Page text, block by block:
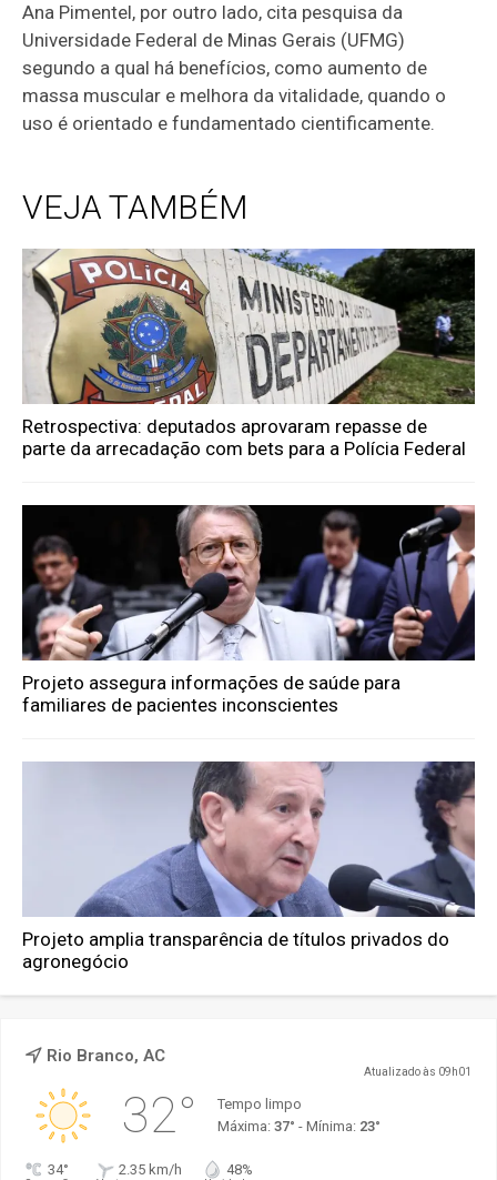
Ana Pimentel, por outro lado, cita pesquisa da
Universidade Federal de Minas Gerais (UFMG)
segundo a qual há benefícios, como aumento de
massa muscular e melhora da vitalidade, quando o
uso é orientado e fundamentado cientificamente.
VEJA TAMBÉM
Retrospectiva: deputados aprovaram repasse de
parte da arrecadação com bets para a Polícia Federal
Projeto assegura informações de saúde para
familiares de pacientes inconscientes
Projeto amplia transparência de títulos privados do
agronegócio
Rio Branco, AC
Atualizado às 09h01
32°
Tempo limpo
Máxima: 37° - Mínima: 23°
34° 2.35 km/h 48%